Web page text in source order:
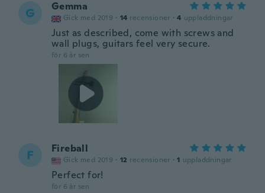
G Gemma
Gick med 2019 · 14 recensioner · 4 uppladdningar
Just as described, come with screws and
wall plugs, guitars feel very secure.
för 6 år sen
F Fireball
Gick med 2019 · 12 recensioner · 1 uppladdningar
Perfect for!
för 6 år sen